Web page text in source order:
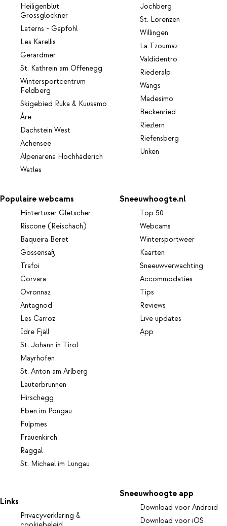
Heiligenblut
Grossglockner
Laterns - Gapfohl
Les Karellis
Gerardmer
St. Kathrein am Offenegg
Wintersportcentrum
Feldberg
Skigebied Ruka & Kuusamo
Åre
Dachstein West
Achensee
Alpenarena Hochhäderich
Watles
Jochberg
St. Lorenzen
Willingen
La Tzoumaz
Valdidentro
Riederalp
Wangs
Madesimo
Beckenried
Riezlern
Riefensberg
Unken
Populaire webcams
Hintertuxer Gletscher
Riscone (Reischach)
Baqueira Beret
Gossensaß
Trafoi
Corvara
Ovronnaz
Antagnod
Les Carroz
Idre Fjäll
St. Johann in Tirol
Mayrhofen
St. Anton am Arlberg
Lauterbrunnen
Hirschegg
Eben im Pongau
Fulpmes
Frauenkirch
Raggal
St. Michael im Lungau
Sneeuwhoogte.nl
Top 50
Webcams
Wintersportweer
Kaarten
Sneeuwverwachting
Accommodaties
Tips
Reviews
Live updates
App
Links
Privacyverklaring &
Sneeuwhoogte app
Download voor Android
Download voor iOS